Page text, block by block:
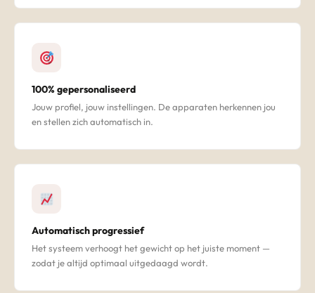
100% gepersonaliseerd
Jouw profiel, jouw instellingen. De apparaten herkennen jou
en stellen zich automatisch in.
Automatisch progressief
Het systeem verhoogt het gewicht op het juiste moment —
zodat je altijd optimaal uitgedaagd wordt.